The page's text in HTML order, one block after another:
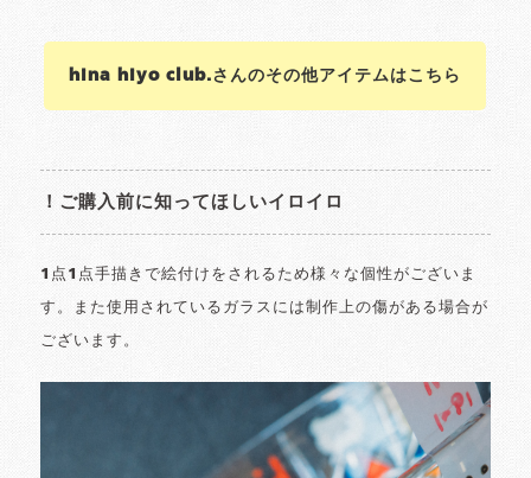
hina hiyo club.さんのその他アイテムはこちら
！ご購入前に知ってほしいイロイロ
1点1点手描きで絵付けをされるため様々な個性がございま
す。また使用されているガラスには制作上の傷がある場合が
ございます。